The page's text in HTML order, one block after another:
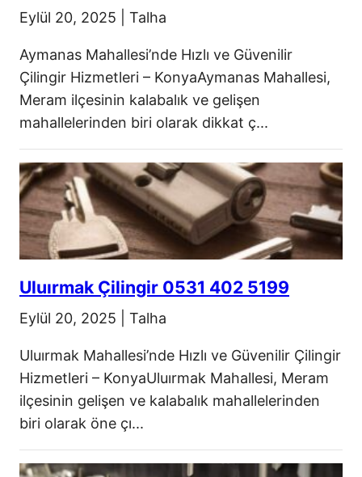
Eylül 20, 2025 Talha
Aymanas Mahallesi’nde Hızlı ve Güvenilir
Çilingir Hizmetleri – KonyaAymanas Mahallesi,
Meram ilçesinin kalabalık ve gelişen
mahallelerinden biri olarak dikkat ç...
Uluırmak Çilingir 0531 402 5199
Eylül 20, 2025 Talha
Uluırmak Mahallesi’nde Hızlı ve Güvenilir Çilingir
Hizmetleri – KonyaUluırmak Mahallesi, Meram
ilçesinin gelişen ve kalabalık mahallelerinden
biri olarak öne çı...